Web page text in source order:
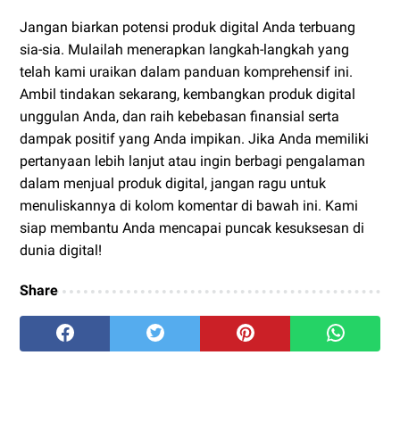
Jangan biarkan potensi produk digital Anda terbuang
sia-sia. Mulailah menerapkan langkah-langkah yang
telah kami uraikan dalam panduan komprehensif ini.
Ambil tindakan sekarang, kembangkan produk digital
unggulan Anda, dan raih kebebasan finansial serta
dampak positif yang Anda impikan. Jika Anda memiliki
pertanyaan lebih lanjut atau ingin berbagi pengalaman
dalam menjual produk digital, jangan ragu untuk
menuliskannya di kolom komentar di bawah ini. Kami
siap membantu Anda mencapai puncak kesuksesan di
dunia digital!
Share